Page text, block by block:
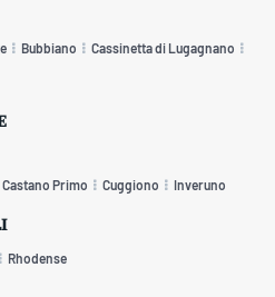
Bubbiano Cassinetta di Lugagnano
Castano Primo Cuggiono Inveruno
Rhodense